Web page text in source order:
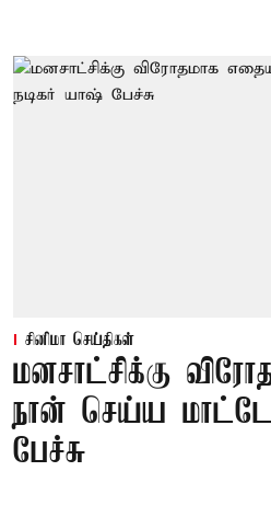
சினிமா செய்திகள்
மனசாட்சிக்கு
நான் செய்ய
பேச்சு